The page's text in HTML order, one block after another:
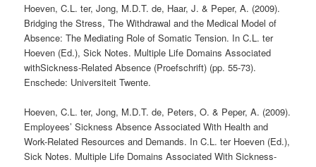
Hoeven, C.L. ter, Jong, M.D.T. de, Haar, J. & Peper, A. (2009).
Bridging the Stress, The Withdrawal and the Medical Model of
Absence: The Mediating Role of Somatic Tension. In C.L. ter
Hoeven (Ed.), Sick Notes. Multiple Life Domains Associated
withSickness-Related Absence (Proefschrift) (pp. 55-73).
Enschede: Universiteit Twente.
Hoeven, C.L. ter, Jong, M.D.T. de, Peters, O. & Peper, A. (2009).
Employees’ Sickness Absence Associated With Health and
Work-Related Resources and Demands. In C.L. ter Hoeven (Ed.),
Sick Notes. Multiple Life Domains Associated With Sickness-